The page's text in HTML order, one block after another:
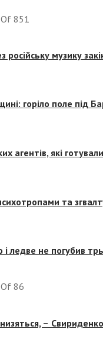
Of 851
російську музику
горіло поле під
агентів, які
та
ледве не погубив
Of 86
– Свириденко